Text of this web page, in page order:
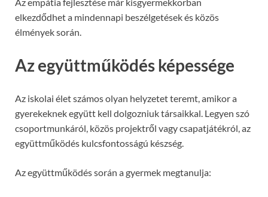
elkezdődhet a mindennapi beszélgetések és közös
élmények során.
Az együttműködés képessége
Az iskolai élet számos olyan helyzetet teremt, amikor a
gyerekeknek együtt kell dolgozniuk társaikkal. Legyen szó
csoportmunkáról, közös projektről vagy csapatjátékról, az
együttműködés kulcsfontosságú készség.
Az együttműködés során a gyermek megtanulja: